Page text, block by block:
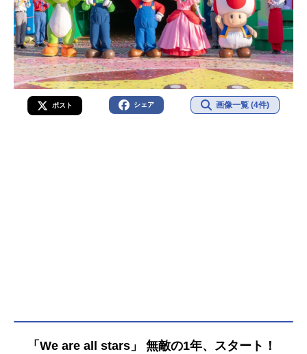
ポスト シェア 画像一覧 (4件)
「We are all stars」 無敵の1年、スタート！